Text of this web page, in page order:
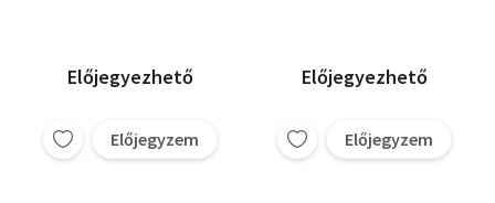
Előjegyezhető
Előjegyzem
Előjegyezhető
Előjegyzem